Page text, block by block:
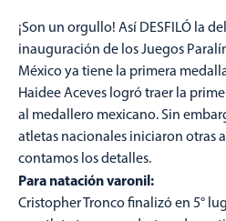
¡Son un orgullo! Así DESFILÓ la
inauguración de los Juegos
México ya tiene la primera
Haidee Aceves logró traer la
al medallero mexicano. Sin
atletas nacionales iniciaron otras
contamos los detalles.
Para natación varonil:
Cristopher Tronco finalizó en 5°